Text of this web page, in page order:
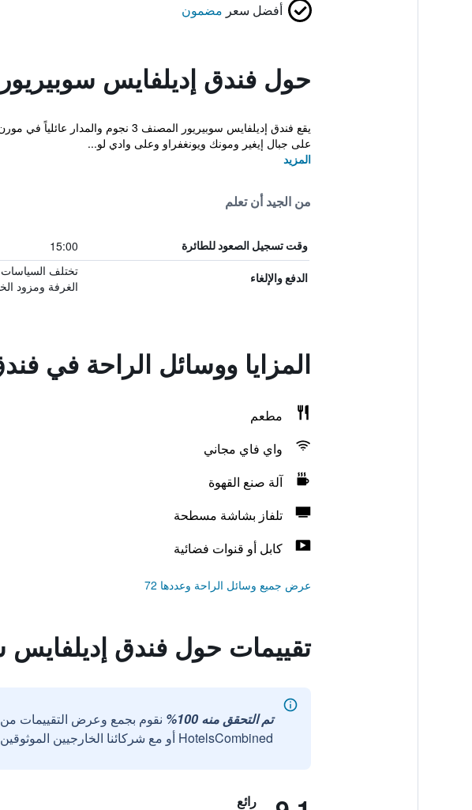
أفضل سعر مضمون
حول فندق إديلفايس سوبيريور
يقع فندق إديلفايس سوبيريور
على جبال إيغير ومونك ويونغفراو وعلى وادي لو...
المزيد
من الجيد أن تعلم
وقت تسجيل الصعود للطائرة 15:00
الدفع والإلغاء
تختلف
الغرفة ومزود
المزايا ووسائل الراحة في
مطعم
واي فاي مجاني
آلة صنع القهوة
تلفاز بشاشة مسطحة
كابل أو قنوات فضائية
عرض جميع وسائل الراحة وعددها 72
تقييمات حول فندق إديلفايس
تم التحقق منه 100%
نقوم بجمع وعرض التقييمات
HotelsCombined أو مع شركائنا الخارجيين الموثوقين.
رائع